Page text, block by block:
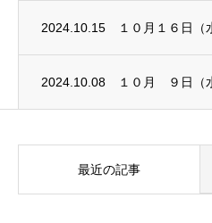
2024.10.15 １０月１６日
2024.10.08 １０月 ９日（
最近の記事